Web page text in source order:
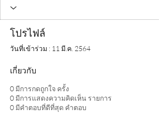
โปรไฟล์
วันที่เข้าร่วม : 11 มี.ค. 2564
เกี่ยวกับ
0 มีการกดถูกใจ ครั้ง
0 มีการแสดงความคิดเห็น รายการ
0 มีคำตอบที่ดีที่สุด คำตอบ